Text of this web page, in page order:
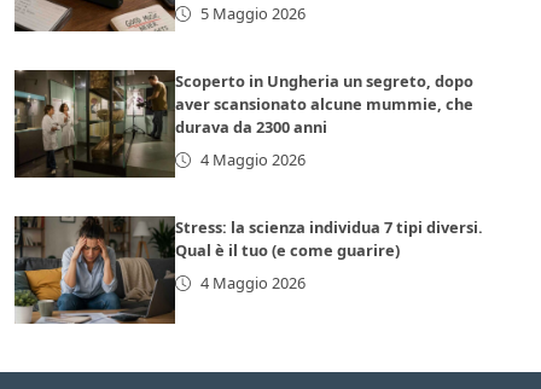
5 Maggio 2026
Scoperto in Ungheria un segreto, dopo
aver scansionato alcune mummie, che
durava da 2300 anni
4 Maggio 2026
Stress: la scienza individua 7 tipi diversi.
Qual è il tuo (e come guarire)
4 Maggio 2026